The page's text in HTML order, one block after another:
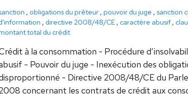
, obligations du prêteur, pouvoir du juge , sanction
, directive 2008/48/CE, caractère abusif,
total du crédit
à la consommation - Procédure
- Pouvoir du juge - Inexécution des
- Directive 2008/48/CE du
concernant les contrats de crédit aux